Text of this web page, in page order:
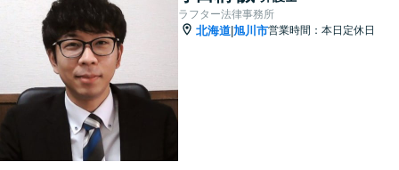
ラフター法律事務所
北海道 旭川市営業時間：本日定休日